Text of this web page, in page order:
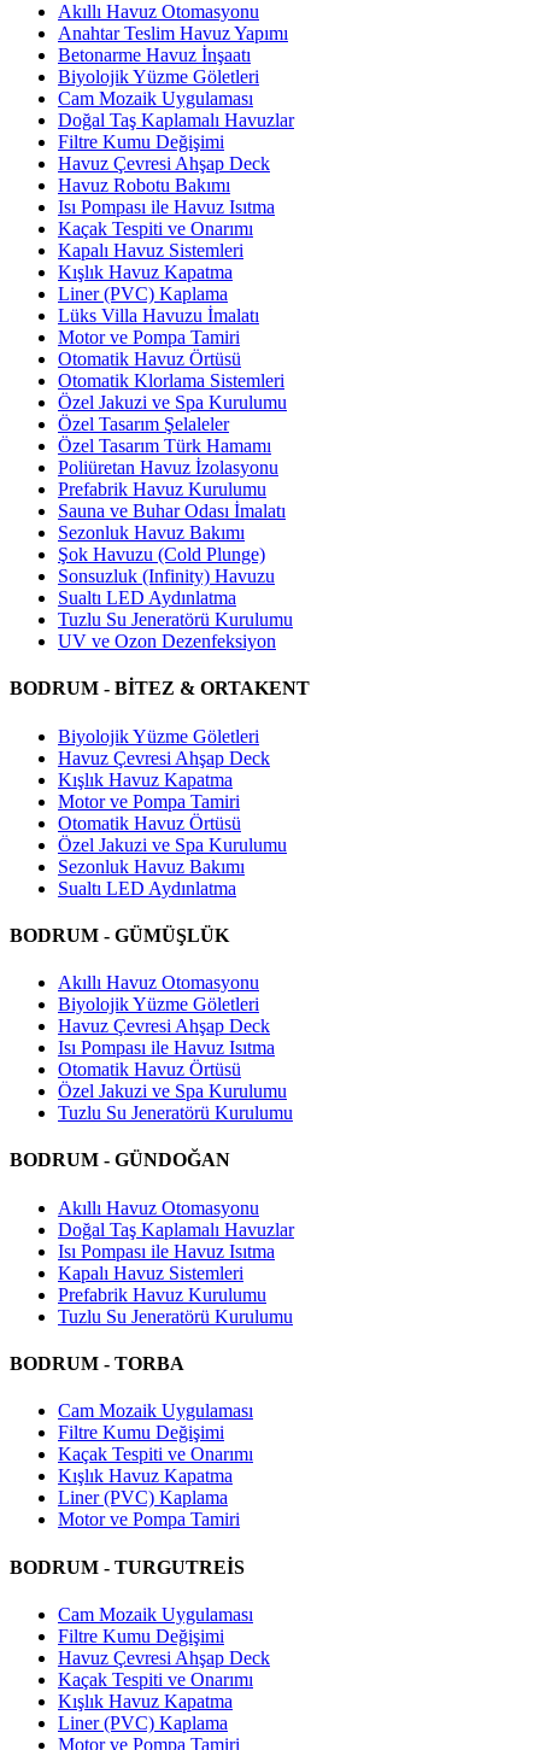
Akıllı Havuz Otomasyonu
Anahtar Teslim Havuz Yapımı
Betonarme Havuz İnşaatı
Biyolojik Yüzme Göletleri
Cam Mozaik Uygulaması
Doğal Taş Kaplamalı Havuzlar
Filtre Kumu Değişimi
Havuz Çevresi Ahşap Deck
Havuz Robotu Bakımı
Isı Pompası ile Havuz Isıtma
Kaçak Tespiti ve Onarımı
Kapalı Havuz Sistemleri
Kışlık Havuz Kapatma
Liner (PVC) Kaplama
Lüks Villa Havuzu İmalatı
Motor ve Pompa Tamiri
Otomatik Havuz Örtüsü
Otomatik Klorlama Sistemleri
Özel Jakuzi ve Spa Kurulumu
Özel Tasarım Şelaleler
Özel Tasarım Türk Hamamı
Poliüretan Havuz İzolasyonu
Prefabrik Havuz Kurulumu
Sauna ve Buhar Odası İmalatı
Sezonluk Havuz Bakımı
Şok Havuzu (Cold Plunge)
Sonsuzluk (Infinity) Havuzu
Sualtı LED Aydınlatma
Tuzlu Su Jeneratörü Kurulumu
UV ve Ozon Dezenfeksiyon
BODRUM - BİTEZ & ORTAKENT
Biyolojik Yüzme Göletleri
Havuz Çevresi Ahşap Deck
Kışlık Havuz Kapatma
Motor ve Pompa Tamiri
Otomatik Havuz Örtüsü
Özel Jakuzi ve Spa Kurulumu
Sezonluk Havuz Bakımı
Sualtı LED Aydınlatma
BODRUM - GÜMÜŞLÜK
Akıllı Havuz Otomasyonu
Biyolojik Yüzme Göletleri
Havuz Çevresi Ahşap Deck
Isı Pompası ile Havuz Isıtma
Otomatik Havuz Örtüsü
Özel Jakuzi ve Spa Kurulumu
Tuzlu Su Jeneratörü Kurulumu
BODRUM - GÜNDOĞAN
Akıllı Havuz Otomasyonu
Doğal Taş Kaplamalı Havuzlar
Isı Pompası ile Havuz Isıtma
Kapalı Havuz Sistemleri
Prefabrik Havuz Kurulumu
Tuzlu Su Jeneratörü Kurulumu
BODRUM - TORBA
Cam Mozaik Uygulaması
Filtre Kumu Değişimi
Kaçak Tespiti ve Onarımı
Kışlık Havuz Kapatma
Liner (PVC) Kaplama
Motor ve Pompa Tamiri
BODRUM - TURGUTREİS
Cam Mozaik Uygulaması
Filtre Kumu Değişimi
Havuz Çevresi Ahşap Deck
Kaçak Tespiti ve Onarımı
Kışlık Havuz Kapatma
Liner (PVC) Kaplama
Motor ve Pompa Tamiri